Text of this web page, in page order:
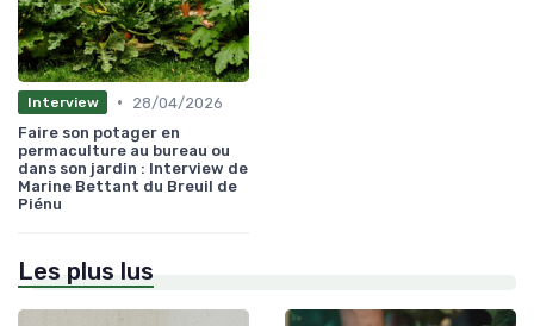
Interview •
28/04/2026
Faire son potager en
permaculture au bureau ou
dans son jardin : Interview de
Marine Bettant du Breuil de
Piénu
Les plus lus